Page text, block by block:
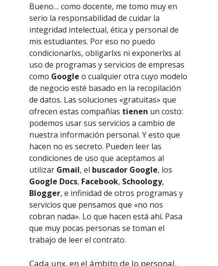
Bueno… como docente, me tomo muy en
serio la responsabilidad de cuidar la
integridad intelectual, ética y personal de
mis estudiantes. Por eso no puedo
condicionarlxs, obligarlxs ni exponerlxs al
uso de programas y servicios de empresas
como Google o cualquier otra cuyo modelo
de negocio esté basado en la recopilación
de datos. Las soluciones «gratuitas» que
ofrecen estas compañías tienen un costo:
podemos usar sus servicios a cambio de
nuestra información personal. Y esto que
hacen no es secreto. Pueden leer las
condiciones de uso que aceptamos al
utilizar Gmail, el buscador Google, los
Google Docs, Facebook, Schoology,
Blogger, e infinidad de otros programas y
servicios que pensamos que «no nos
cobran nada». Lo que hacen está ahí. Pasa
que muy pocas personas se toman el
trabajo de leer el contrato.
Cada unx, en el ámbito de lo personal,